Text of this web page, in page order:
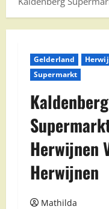
Gelderland
Supermarkt
Kaldenberg
Herwijnen
Herwijnen
Mathilda